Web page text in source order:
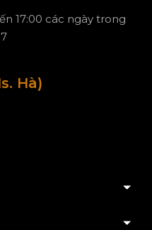
17:00 các ngày trong
Hà)